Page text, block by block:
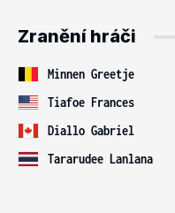
Zranění hráči
Minnen Greetje
Tiafoe Frances
Diallo Gabriel
Tararudee Lanlana